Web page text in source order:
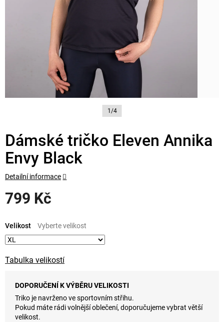
1/4
Dámské tričko Eleven Annika
Envy Black
799 Kč
cena:
Tabulka velikostí
DOPORUČENÍ K VÝBĚRU VELIKOSTI
Triko je navrženo ve sportovním střihu.
Pokud máte rádi volnější oblečení, doporučujeme vybrat větší
velikost.
Velikost
Detailní informace